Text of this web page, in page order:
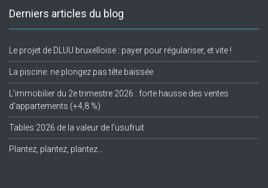
Derniers articles du blog
Le projet de DLUU bruxelloise : payer pour régulariser, et vite !
La piscine: ne plongez pas tête baissée
L’immobilier du 2e trimestre 2026 : forte hausse des ventes
d’appartements (+4,8 %)
Tables 2026 de la valeur de l’usufruit
Plantez, plantez, plantez…